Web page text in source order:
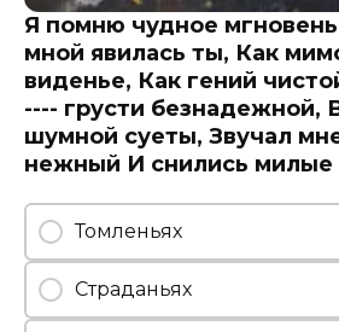
Я помню чудное
мной явилась ты, Как
виденье, Как гений
---- грусти безнадежной,
шумной суеты, Звучал
нежный И снились милые
Томленьях
Страданьях